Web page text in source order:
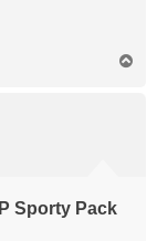
Sporty Pack